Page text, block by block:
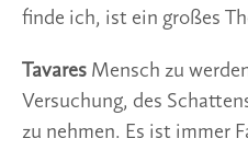
finde ich, ist ein großes
Tavares Mensch zu
Versuchung, des
zu nehmen. Es ist immer